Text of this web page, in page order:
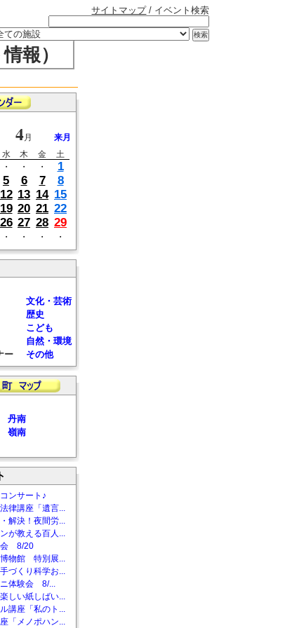
サイトマップ/ イベント検索
報）
4月
来月
水 木 金
土
・ ・ ・
1
5 6 7
8
12 13 14 15
19 20 21 22
26 27 28 29
・ ・ ・ ・
文化・芸術
歴史
こども
自然・環境
ー
その他
丹南
嶺南
ンサート♪
律講座「遺言...
解決！夜間労...
が教える百人...
会 8/20
物館 特別展...
づくり科学お...
ニ体験会 8/...
しい紙しばい...
講座「私のト...
「メノポハン...